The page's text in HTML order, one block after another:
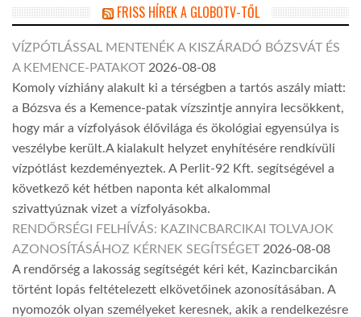
FRISS HÍREK A GLOBOTV-TŐL
VÍZPÓTLÁSSAL MENTENÉK A KISZÁRADÓ BÓZSVÁT ÉS
A KEMENCE-PATAKOT 2026-08-08
Komoly vízhiány alakult ki a térségben a tartós aszály miatt:
a Bózsva és a Kemence-patak vízszintje annyira lecsökkent,
hogy már a vízfolyások élővilága és ökológiai egyensúlya is
veszélybe került.A kialakult helyzet enyhítésére rendkívüli
vízpótlást kezdeményeztek. A Perlit-92 Kft. segítségével a
következő két hétben naponta két alkalommal
szivattyúznak vizet a vízfolyásokba.
RENDŐRSÉGI FELHÍVÁS: KAZINCBARCIKAI TOLVAJOK
AZONOSÍTÁSÁHOZ KÉRNEK SEGÍTSÉGET 2026-08-08
A rendőrség a lakosság segítségét kéri két, Kazincbarcikán
történt lopás feltételezett elkövetőinek azonosításában. A
nyomozók olyan személyeket keresnek, akik a rendelkezésre